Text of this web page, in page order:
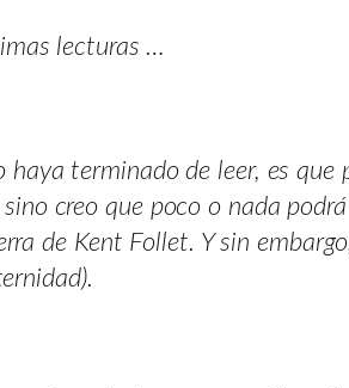
lecturas …
terminado de leer, es
creo que poco o nada
de Kent Follet. Y sin